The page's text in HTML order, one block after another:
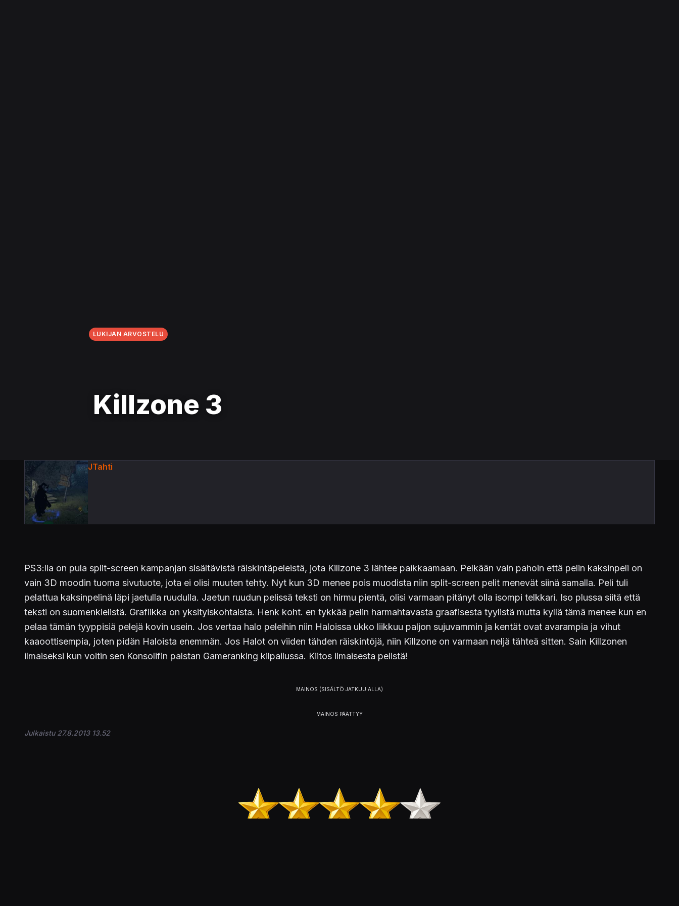
LUKIJAN ARVOSTELU
Killzone 3
JTahti
PS3:lla on pula split-screen kampanjan sisältävistä räiskintäpeleistä, jota Killzone 3 lähtee paikkaamaan. Pelkään vain pahoin että pelin kaksinpeli on
vain 3D moodin tuoma sivutuote, jota ei olisi muuten tehty. Nyt kun 3D menee pois muodista niin split-screen pelit menevät siinä samalla. Peli tuli
pelattua kaksinpelinä läpi jaetulla ruudulla. Jaetun ruudun pelissä teksti on hirmu pientä, olisi varmaan pitänyt olla isompi telkkari. Iso plussa siitä että
teksti on suomenkielistä. Grafiikka on yksityiskohtaista. Henk koht. en tykkää pelin harmahtavasta graafisesta tyylistä mutta kyllä tämä menee kun en
pelaa tämän tyyppisiä pelejä kovin usein. Jos vertaa halo peleihin niin Haloissa ukko liikkuu paljon sujuvammin ja kentät ovat avarampia ja vihut
kaaoottisempia, joten pidän Haloista enemmän. Jos Halot on viiden tähden räiskintöjä, niin Killzone on varmaan neljä tähteä sitten. Sain Killzonen
ilmaiseksi kun voitin sen Konsolifin palstan Gameranking kilpailussa. Kiitos ilmaisesta pelistä!
Julkaistu 27.8.2013 13.52